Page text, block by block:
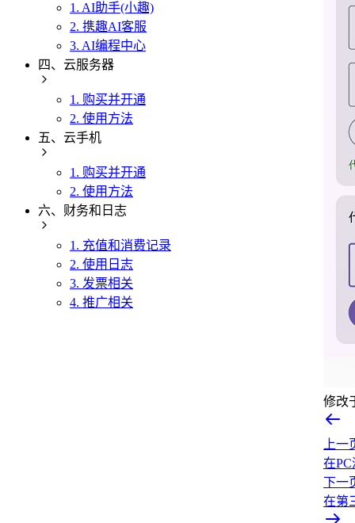
1. AI助手(小趣)
2. 携趣AI客服
3. AI编程中心
四、云服务器
1. 购买并开通
2. 使用方法
五、云手机
1. 购买并开通
2. 使用方法
六、财务和日志
1. 充值和消费记录
2. 使用日志
3. 发票相关
4. 推广相关
修改
上一
在
下一
在第